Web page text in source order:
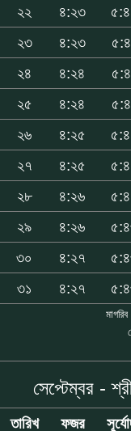
২২
৪:২৩
২৩
৪:২৩
২৪
৪:২৪
২৫
৪:২৪
২৬
৪:২৫
২৭
৪:২৫
২৮
৪:২৬
২৯
৪:২৬
৩০
৪:২৭
৩১
৪:২৭
সেপ্টেম্বর -
তারিখ ফজর